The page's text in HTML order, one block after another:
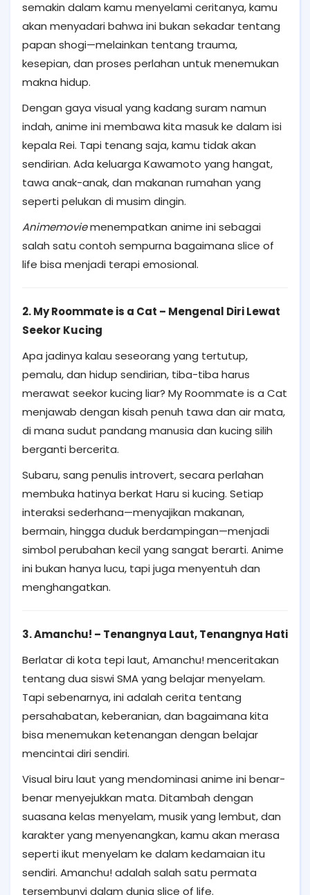
semakin dalam kamu menyelami ceritanya, kamu
akan menyadari bahwa ini bukan sekadar tentang
papan shogi—melainkan tentang trauma,
kesepian, dan proses perlahan untuk menemukan
makna hidup.
Dengan gaya visual yang kadang suram namun
indah, anime ini membawa kita masuk ke dalam isi
kepala Rei. Tapi tenang saja, kamu tidak akan
sendirian. Ada keluarga Kawamoto yang hangat,
tawa anak-anak, dan makanan rumahan yang
seperti pelukan di musim dingin.
Animemoviemenempatkan anime ini sebagai
salah satu contoh sempurna bagaimana slice of
life bisa menjadi terapi emosional.
2. My Roommate is a Cat – Mengenal Diri Lewat
Seekor Kucing
Apa jadinya kalau seseorang yang tertutup,
pemalu, dan hidup sendirian, tiba-tiba harus
merawat seekor kucing liar? My Roommate is a Cat
menjawab dengan kisah penuh tawa dan air mata,
di mana sudut pandang manusia dan kucing silih
berganti bercerita.
Subaru, sang penulis introvert, secara perlahan
membuka hatinya berkat Haru si kucing. Setiap
interaksi sederhana—menyajikan makanan,
bermain, hingga duduk berdampingan—menjadi
simbol perubahan kecil yang sangat berarti. Anime
ini bukan hanya lucu, tapi juga menyentuh dan
menghangatkan.
3. Amanchu! – Tenangnya Laut, Tenangnya Hati
Berlatar di kota tepi laut, Amanchu! menceritakan
tentang dua siswi SMA yang belajar menyelam.
Tapi sebenarnya, ini adalah cerita tentang
persahabatan, keberanian, dan bagaimana kita
bisa menemukan ketenangan dengan belajar
mencintai diri sendiri.
Visual biru laut yang mendominasi anime ini benar-
benar menyejukkan mata. Ditambah dengan
suasana kelas menyelam, musik yang lembut, dan
karakter yang menyenangkan, kamu akan merasa
seperti ikut menyelam ke dalam kedamaian itu
sendiri. Amanchu! adalah salah satu permata
tersembunyi dalam dunia slice of life.